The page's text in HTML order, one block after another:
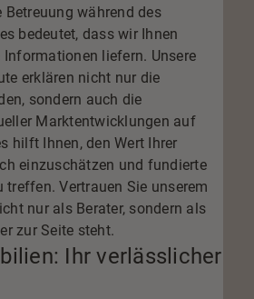
Betreuung während des
bedeutet, dass wir Ihnen
liefern. Unsere
erklären nicht nur die
sondern auch die
Marktentwicklungen auf
hilft Ihnen, den Wert Ihrer
einzuschätzen und fundierte
treffen. Vertrauen Sie unserem
nur als Berater, sondern als
zur Seite steht.
Ihr verlässlicher